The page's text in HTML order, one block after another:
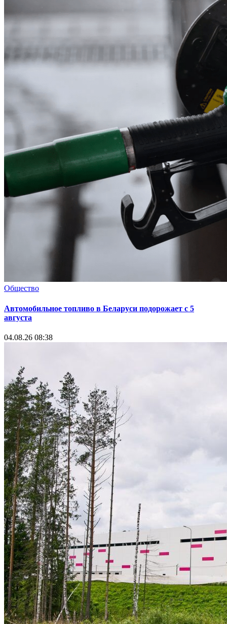
Общество
Автомобильное топливо в Беларуси подорожает с 5
августа
04.08.26 08:38